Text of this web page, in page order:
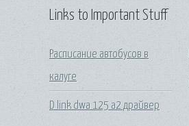
Links to Important Stuff
Расписание автобусов в
калуге
D link dwa 125 a2 драйвер